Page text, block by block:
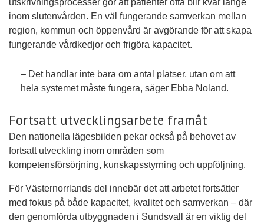
inom slutenvården. En väl fungerande samverkan mellan
region, kommun och öppenvård är avgörande för att skapa
fungerande vårdkedjor och frigöra kapacitet.
– Det handlar inte bara om antal platser, utan om att
hela systemet måste fungera, säger Ebba Noland.
Fortsatt utvecklingsarbete framåt
Den nationella lägesbilden pekar också på behovet av
fortsatt utveckling inom områden som
kompetensförsörjning, kunskapsstyrning och uppföljning.
För Västernorrlands del innebär det att arbetet fortsätter
med fokus på både kapacitet, kvalitet och samverkan – där
den genomförda utbyggnaden i Sundsvall är en viktig del